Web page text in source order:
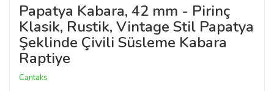
Papatya Kabara, 42 mm - Pirinç
Klasik, Rustik, Vintage Stil Papatya
Şeklinde Çivili Süsleme Kabara
Raptiye
Cantaks